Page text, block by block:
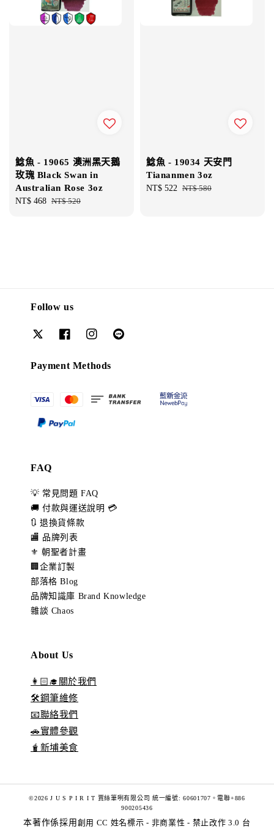
鯰魚 - 19065 澳洲黑天鵝
玫瑰 Black Swan in
Australian Rose 3oz
Sale
NT$ 468 Regular
NT$ 520
鯰魚 - 19034 天安門
Tiananmen 3oz
Sale
NT$ 522 Regular
NT$ 580
Follow us
Payment Methods
FAQ
💡 常見問題 FAQ
🚚 付款與運送說明 💳
🔃 退換貨條款
🏬 品牌列表
⚜️ 朝聖者計畫
🏢企業訂製
部落格 Blog
品牌知識庫 Brand Knowledge
雜談 Chaos
About Us
👩🏻‍🎓關於我們
🛠️鋼筆維修
📧聯絡我們
🚗實體參觀
🧋新埔美食
©2026 J U S P I R I T 賈絲筆咧有限公司 統一編號: 60601707。電聯+886
900205436
本著作係採用 創用 CC 姓名標示 - 非商業性 - 禁止改作 3.0 台